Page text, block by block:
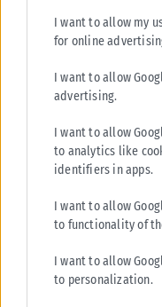
I want to allow my
for online
I want to allow
advertising.
I want to allow
to analytics like
identifiers in apps.
I want to allow
to functionality of
I want to allow
to personalization.
Σχετικά Άρθρα